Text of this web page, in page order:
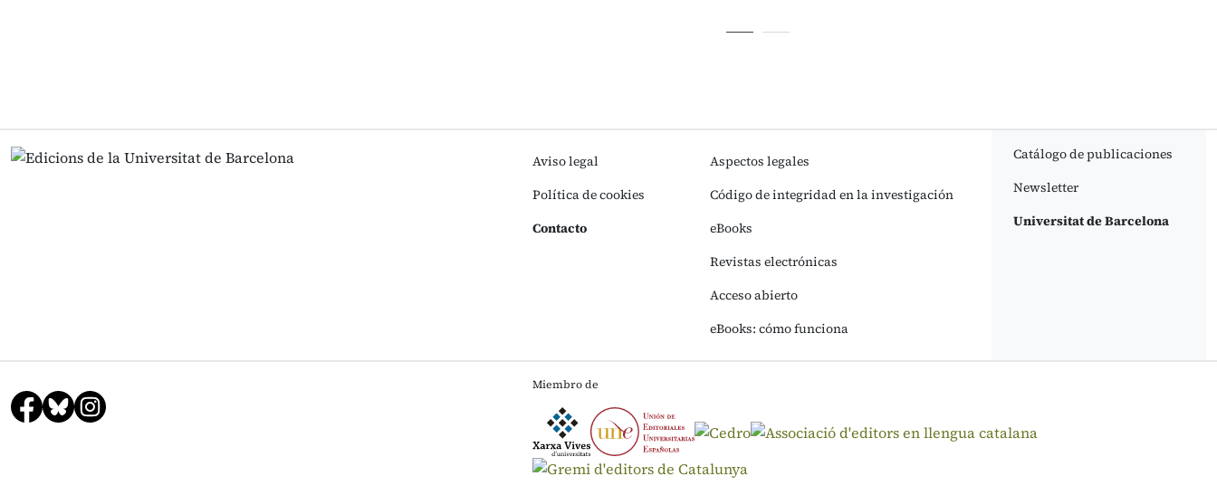
Aviso legal
Política de cookies
Contacto
Aspectos legales
Código de integridad en la investigación
eBooks
Revistas electrónicas
Acceso abierto
eBooks: cómo funciona
Catálogo de publicaciones
Newsletter
Universitat de Barcelona
Miembro de